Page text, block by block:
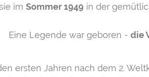
im Sommer 1949 in der
Eine Legende war geboren - die
ersten Jahren nach dem 2.